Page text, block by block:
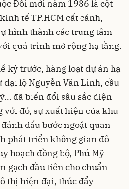
Đổi mới năm 1986 là cột
tế TP.HCM cất cánh,
hình thành các trung tâm
quá trình mở rộng hạ tầng.
kỷ trước, hàng loạt dự án hạ
đại lộ Nguyễn Văn Linh, cầu
đã biến đổi sâu sắc diện
với đó, sự xuất hiện của khu
dấu bước ngoặt quan
phát triển không gian đô
hoạch đồng bộ, Phú Mỹ
gạch đầu tiên cho chuẩn
thị hiện đại, thúc đẩy